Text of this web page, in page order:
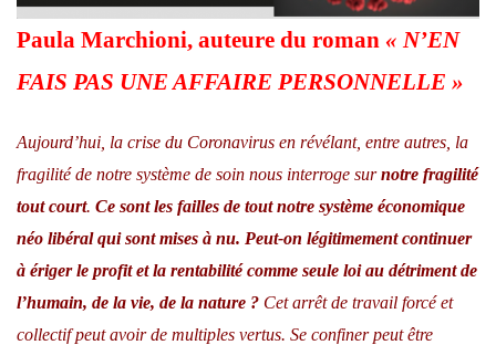
Paula Marchioni, auteure du roman « N’EN
FAIS PAS UNE AFFAIRE PERSONNELLE »
Aujourd’hui, la crise du Coronavirus en révélant, entre autres, la
fragilité de notre système de soin nous interroge surnotre fragilité
tout court. Ce sont les failles de tout notre système économique
néo libéral qui sont mises à nu. Peut-on légitimement continuer
à ériger le profit et la rentabilité comme seule loi au détriment de
l’humain, de la vie, de la nature ? Cet arrêt de travail forcé et
collectif peut avoir de multiples vertus. Se confiner peut être